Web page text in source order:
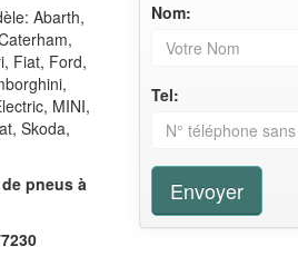
Abarth,
Fiat, Ford,
MINI,
Skoda,
pneus à
Nom:
Tel:
Envoyer